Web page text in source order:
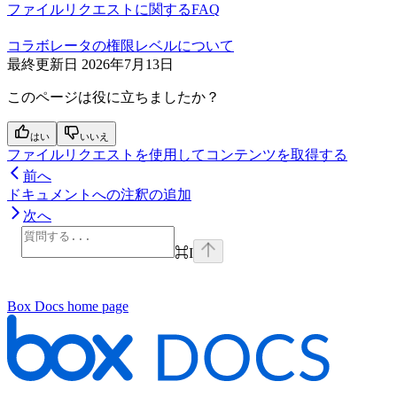
ファイルリクエストに関するFAQ
コラボレータの権限レベルについて
最終更新日 2026年7月13日
このページは役に立ちましたか？
はい いいえ
ファイルリクエストを使用してコンテンツを取得する
前へ
ドキュメントへの注釈の追加
次へ
⌘I
Box Docs home page